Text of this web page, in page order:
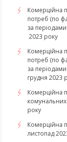
Комерційна
потреб (по
за
2023 року
Комерційна
потреб (по
за
грудня 2023
Комерційна
комунальних
року
Комерційна
листопад